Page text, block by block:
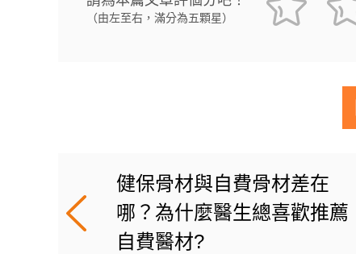
（由左至右，滿分為五顆星）
健保骨材與自費骨材差在
哪？為什麼醫生總喜歡推薦
自費醫材?